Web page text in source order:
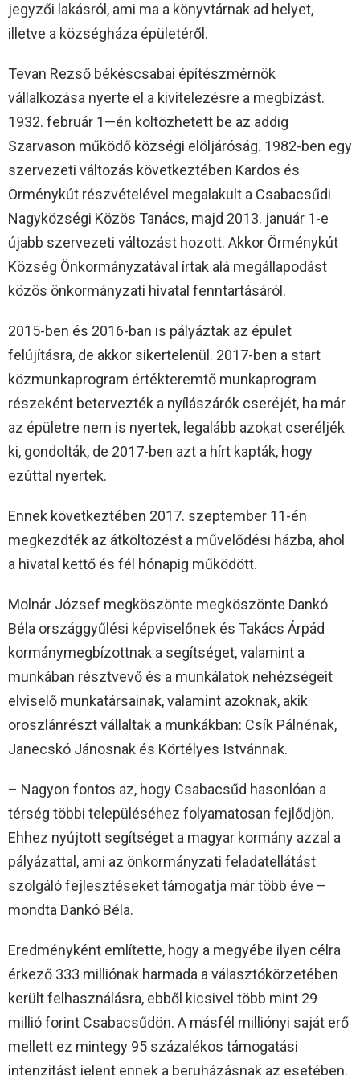
jegyzői lakásról, ami ma a könyvtárnak ad helyet,
illetve a községháza épületéről.
Tevan Rezső békéscsabai építészmérnök
vállalkozása nyerte el a kivitelezésre a megbízást.
1932. február 1—én költözhetett be az addig
Szarvason működő községi elöljáróság. 1982-ben egy
szervezeti változás következtében Kardos és
Örménykút részvételével megalakult a Csabacsűdi
Nagyközségi Közös Tanács, majd 2013. január 1-e
újabb szervezeti változást hozott. Akkor Örménykút
Község Önkormányzatával írtak alá megállapodást
közös önkormányzati hivatal fenntartásáról.
2015-ben és 2016-ban is pályáztak az épület
felújításra, de akkor sikertelenül. 2017-ben a start
közmunkaprogram értékteremtő munkaprogram
részeként betervezték a nyílászárók cseréjét, ha már
az épületre nem is nyertek, legalább azokat cseréljék
ki, gondolták, de 2017-ben azt a hírt kapták, hogy
ezúttal nyertek.
Ennek következtében 2017. szeptember 11-én
megkezdték az átköltözést a művelődési házba, ahol
a hivatal kettő és fél hónapig működött.
Molnár József megköszönte megköszönte Dankó
Béla országgyűlési képviselőnek és Takács Árpád
kormánymegbízottnak a segítséget, valamint a
munkában résztvevő és a munkálatok nehézségeit
elviselő munkatársainak, valamint azoknak, akik
oroszlánrészt vállaltak a munkákban: Csík Pálnénak,
Janecskó Jánosnak és Körtélyes Istvánnak.
– Nagyon fontos az, hogy Csabacsűd hasonlóan a
térség többi településéhez folyamatosan fejlődjön.
Ehhez nyújtott segítséget a magyar kormány azzal a
pályázattal, ami az önkormányzati feladatellátást
szolgáló fejlesztéseket támogatja már több éve –
mondta Dankó Béla.
Eredményként említette, hogy a megyébe ilyen célra
érkező 333 milliónak harmada a választókörzetében
került felhasználásra, ebből kicsivel több mint 29
millió forint Csabacsűdön. A másfél milliónyi saját erő
mellett ez mintegy 95 százalékos támogatási
intenzitást jelent ennek a beruházásnak az esetében.